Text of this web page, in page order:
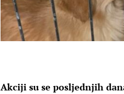
Akciji su se posljednjih